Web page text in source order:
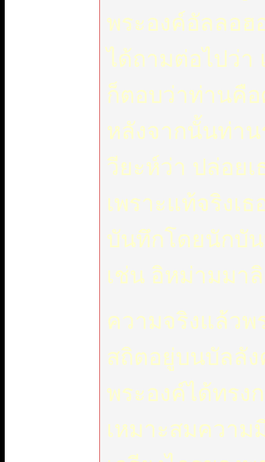
พระองค์อัลลอ
ได้ถามต่อไปว่า
ก็ตอบว่าท่านคื
หลังจากนั้นท่า
วียะห์ว่า ปล่อยเ
เพราะแท้จริงเ
บันทึกโดยนักบั
เช่น อิหม่ามมา
ความจริงแล้วพ
สถิตอยู่บนบัลลั
พระองค์ได้ทรง
เหมาะสมความ